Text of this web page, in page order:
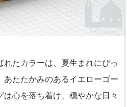
れたカラーは、夏生まれにぴっ
あたたかみのあるイエローゴー
は心を落ち着け、穏やかな日々